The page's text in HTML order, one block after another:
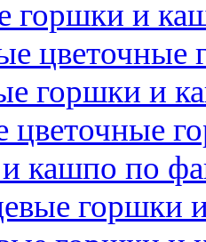
горшки и
цветочные
горшки и
цветочные
кашпо по
горшки